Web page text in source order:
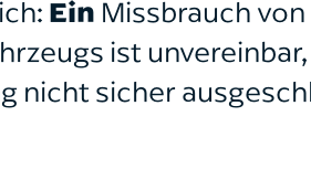
Ein Missbrauch
ist
nicht sicher